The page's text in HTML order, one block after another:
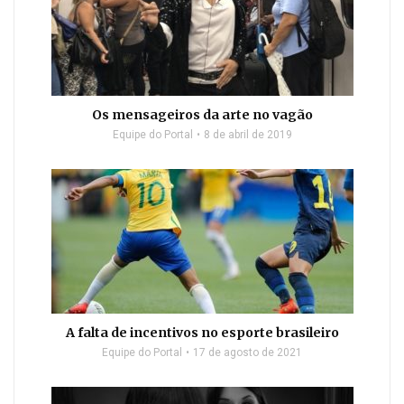
Os mensageiros da arte no vagão
Equipe do Portal 8 de abril de 2019
A falta de incentivos no esporte brasileiro
Equipe do Portal 17 de agosto de 2021